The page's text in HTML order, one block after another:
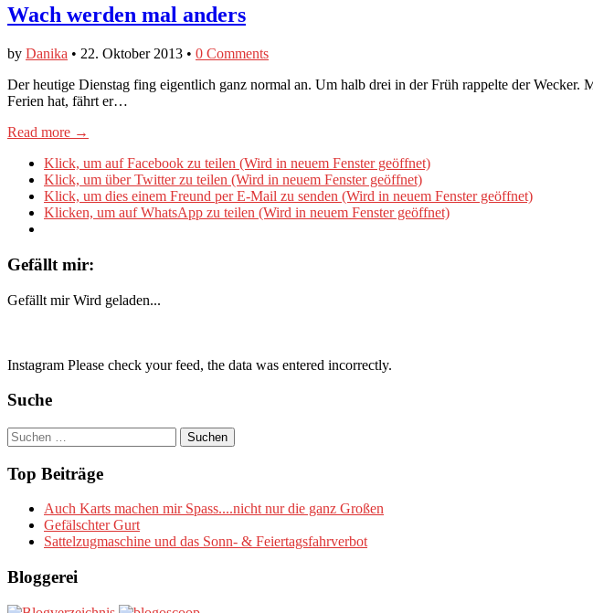
Wach werden mal anders
by Danika • 22. Oktober 2013 • 0 Comments
Der heutige Dienstag fing eigentlich ganz normal an. Um halb drei in der Früh rappelte der
Ferien hat, fährt er…
Read more →
Klick, um auf Facebook zu teilen (Wird in neuem Fenster geöffnet)
Klick, um über Twitter zu teilen (Wird in neuem Fenster geöffnet)
Klick, um dies einem Freund per E-Mail zu senden (Wird in neuem Fenster geöffnet)
Klicken, um auf WhatsApp zu teilen (Wird in neuem Fenster geöffnet)
Gefällt mir:
Gefällt mir Wird geladen...
Instagram Please check your feed, the data was entered incorrectly.
Suche
Suchen
nach:
Top Beiträge
Auch Karts machen mir Spass....nicht nur die ganz Großen
Gefälschter Gurt
Sattelzugmaschine und das Sonn- & Feiertagsfahrverbot
Bloggerei